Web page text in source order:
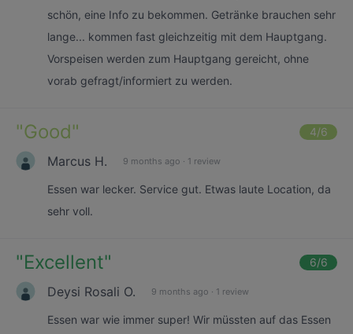
schön, eine Info zu bekommen. Getränke brauchen sehr
lange... kommen fast gleichzeitig mit dem Hauptgang.
Vorspeisen werden zum Hauptgang gereicht, ohne
vorab gefragt/informiert zu werden.
"Good" 4/6
Marcus H. 9 months ago · 1 review
Essen war lecker. Service gut. Etwas laute Location, da
sehr voll.
"Excellent" 6/6
Deysi Rosali O. 9 months ago · 1 review
Essen war wie immer super! Wir müssten auf das Essen